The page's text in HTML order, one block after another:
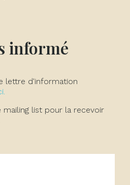
informé
lettre d'information
list pour la recevoir